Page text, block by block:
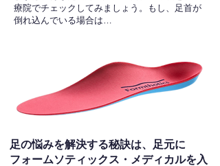
療院でチェックしてみましょう。もし、足首が
倒れ込んでいる場合は…
足の悩みを解決する秘訣は、足元に
フォームソティックス・メディカルを入